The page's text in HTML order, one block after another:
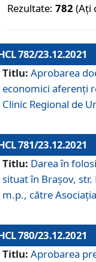
Rezultate: 782 (Ați
782/23.12.2021
Titlu: Aprobarea
economici aferenți
Clinic Regional de
781/23.12.2021
Titlu: Darea în
situat în Braşov,
m.p., către
780/23.12.2021
Titlu: Aprobarea